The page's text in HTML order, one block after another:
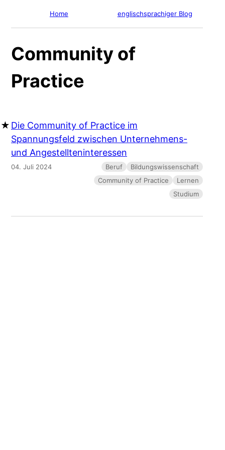
Home englischsprachiger Blog
Community of
Practice
Die Community of Practice im
Spannungsfeld zwischen Unternehmens-
und Angestellteninteressen
04. Juli 2024 Beruf
Bildungswissenschaft
Community of Practice
Lernen
Studium